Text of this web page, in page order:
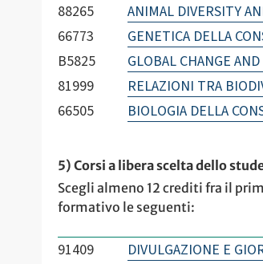
88265 ANIMAL DIVERSITY
66773
GENETICA DELLA
B5825
GLOBAL CHANGE
81999
RELAZIONI TRA
66505
BIOLOGIA DELLA
5) Corsi a libera scelta dello
Scegli almeno 12 crediti fra il
formativo le seguenti:
91409 DIVULGAZIONE E